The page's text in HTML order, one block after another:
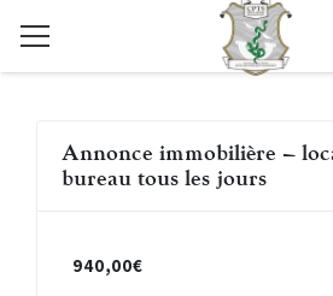
Annonce immobilière –
bureau tous les jours
940,00€